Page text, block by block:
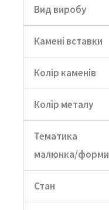
Вид виробу
Камені вставки
Колір каменів
Колір металу
Тематика
малюнка/форми
Стан